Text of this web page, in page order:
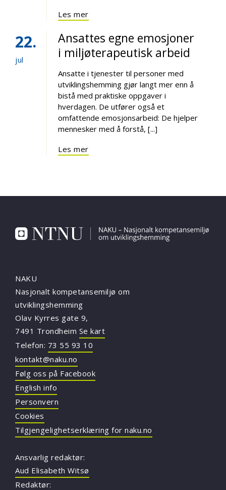
Les mer
22
jul
Ansattes egne emosjoner
i miljøterapeutisk arbeid
Ansatte i tjenester til personer med
utviklingshemming gjør langt mer enn å
bistå med praktiske oppgaver i
hverdagen. De utfører også et
omfattende emosjonsarbeid: De hjelper
mennesker med å forstå, [...]
Les mer
NAKU
Nasjonalt kompetansemiljø om
utviklingshemming
Olav Kyrres gate 9,
7491 Trondheim Se kart
Telefon: 73 55 93 10
kontakt@naku.no
Følg oss på Facebook
English info
Personvern
Cookies
Tilgjengelighetserklæring for naku.no
Ansvarlig redaktør:
Aud Elisabeth Witsø
Redaktør: